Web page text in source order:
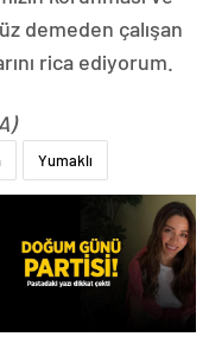
demeden çalışan
rica ediyorum.
Yumaklı